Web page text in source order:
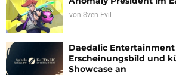
von Sven Evil
Daedalic
Erscheinungsbild und
Showcase an